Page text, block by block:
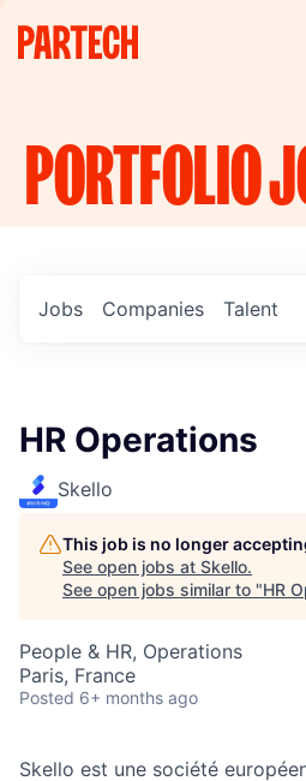
PORTFOLIO
Jobs Companies Talent
HR Operations
Skello
This job is no longer
See open jobs at Skello.
See open jobs similar to "HR
People & HR, Operations
Paris, France
Posted 6+ months ago
Skello est une société